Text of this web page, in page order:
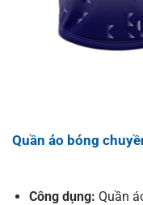
Quần áo bóng
Công dụng: Quần